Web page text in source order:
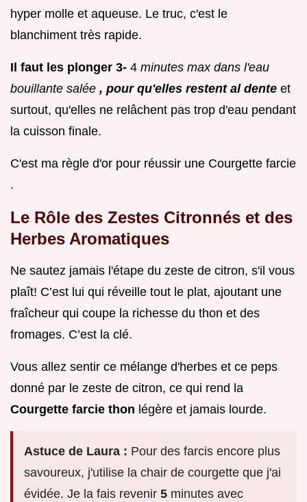
hyper molle et aqueuse. Le truc, c'est le
blanchiment très rapide.
Il faut les plonger 3- 4 minutes max dans l'eau
bouillante salée , pour qu'elles restent al dente et
surtout, qu'elles ne relâchent pas trop d'eau pendant
la cuisson finale.
C'est ma règle d'or pour réussir une Courgette farcie
.
Le Rôle des Zestes Citronnés et des
Herbes Aromatiques
Ne sautez jamais l'étape du zeste de citron, s'il vous
plaît! C’est lui qui réveille tout le plat, ajoutant une
fraîcheur qui coupe la richesse du thon et des
fromages. C’est la clé.
Vous allez sentir ce mélange d'herbes et ce peps
donné par le zeste de citron, ce qui rend la
Courgette farcie thon légère et jamais lourde.
Astuce de Laura : Pour des farcis encore plus
savoureux, j'utilise la chair de courgette que j'ai
évidée. Je la fais revenir 5 minutes avec